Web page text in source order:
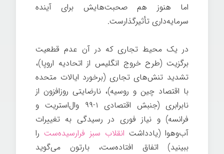
اما هنوز هم صحبت‌هایش برای آینده
سرمایه‌داری تأثیرگذارست.
در یک محیط تجاری که در آن عدم قطعیت
برگزیت (طرح خروج انگلیس از اتحادیه اروپا)،
تشدید تنش‌های تجاری (برخورد ایالات متحده
با اقتصاد چین و روسیه)، نارضایتی روزافزون از
نابرابری (جنبش اقتصادی ۱-۹۹ وال‌استریت و
فرانسه) و نیاز فوری در رسیدگی به تغییرات
آب‌وهوا (یادداشت انقلاب سبز فرارسیده‌ست را
ببینید) اتفاق افتاده‌ست، بارتون می‌گوید